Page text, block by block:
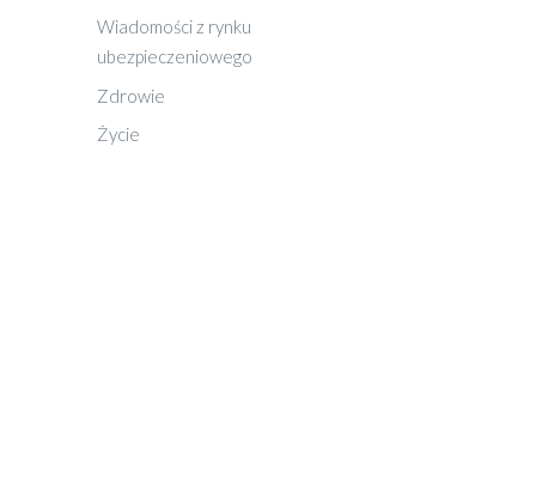
Wiadomości z rynku
ubezpieczeniowego
Zdrowie
Życie